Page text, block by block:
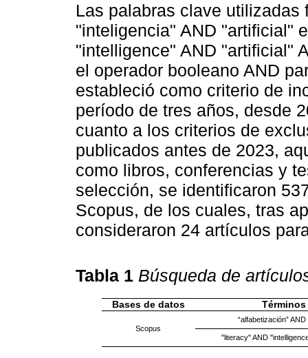
Las palabras clave utilizadas
"inteligencia" AND "artificial"
"intelligence" AND "artificial"
el operador booleano AND
estableció como criterio de
período de tres años, desde
cuanto a los criterios de
publicados antes de 2023,
como libros, conferencias y
selección, se identificaron
Scopus, de los cuales, tras
consideraron 24 artículos
Tabla 1 Búsqueda de
Bases de datos
Scopus
“alfabetización” AND
"literacy" AND